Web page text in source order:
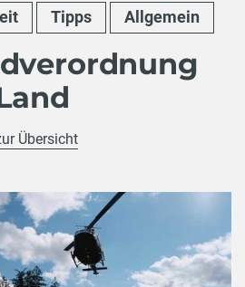
Tipps Allgemein
Übersicht